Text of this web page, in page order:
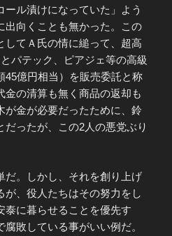
ール漬けになっていた」よう
出向くことも無かった。この
してＡ氏の情に縋って、超高
パテック、ピアジェ等の高級
45億円相当）を販売委託と称
金の清算も無く商品の返却も
が金が必要だったために、鈴
だったが、この2人の悪党ぶり
だ。しかし、それを創り上げ
が、役人たちはその努力をし
泰に暮らせることを優先す
敗している事がいい例だ。